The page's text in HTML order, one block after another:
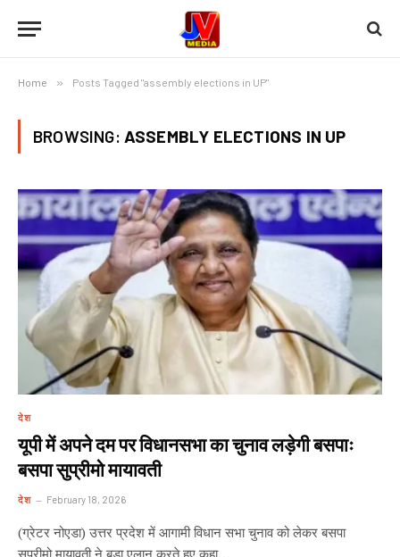
Home » Posts Tagged "assembly elections in UP"
BROWSING: ASSEMBLY ELECTIONS IN UP
देश
यूपी में अपने दम पर विधानसभा का चुनाव लड़ेगी बसपाः
बसपा सुप्रीमो मायावती
देश February 18, 2026
(ग्रेटर नोएडा) उत्तर प्रदेश में आगामी विधान सभा चुनाव को लेकर बसपा
सुप्रीमो मायावती ने बड़ा एलान करते हुए कहा…